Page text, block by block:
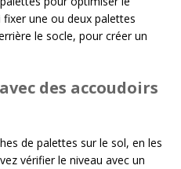
une ou deux palettes
le socle, pour créer un
des accoudoirs
de palettes sur le sol, en les
vérifier le niveau avec un